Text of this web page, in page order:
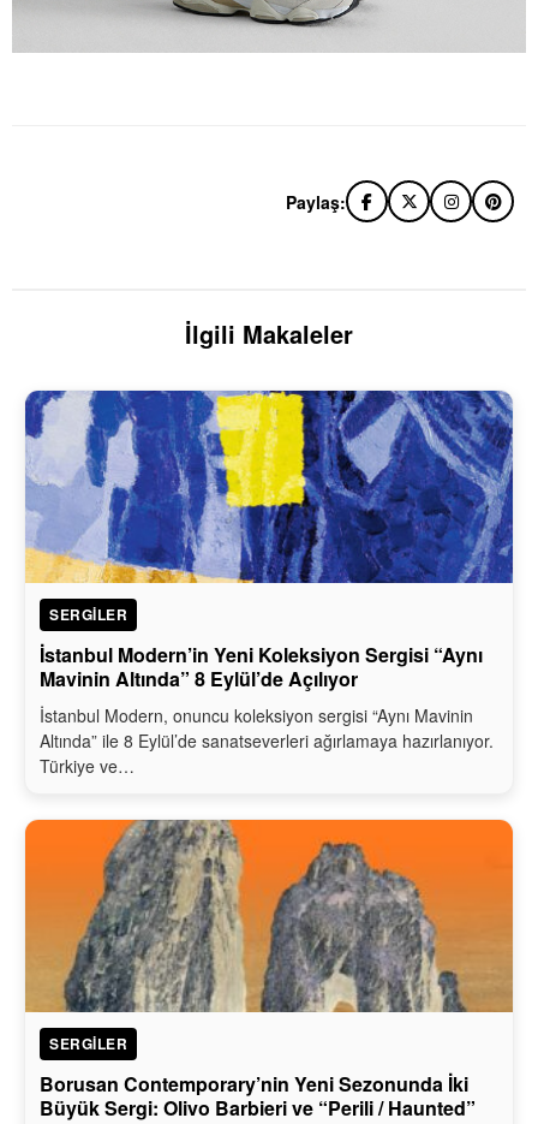
Paylaş:
İlgili Makaleler
SERGILER
İstanbul Modern’in Yeni Koleksiyon Sergisi “Aynı
Mavinin Altında” 8 Eylül’de Açılıyor
İstanbul Modern, onuncu koleksiyon sergisi “Aynı Mavinin
Altında” ile 8 Eylül’de sanatseverleri ağırlamaya hazırlanıyor.
Türkiye ve…
SERGILER
Borusan Contemporary’nin Yeni Sezonunda İki
Büyük Sergi: Olivo Barbieri ve “Perili / Haunted”